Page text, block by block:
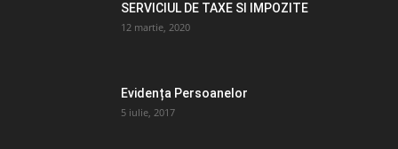
SERVICIUL DE TAXE SI IMPOZITE
12 martie, 2020
Evidența Persoanelor
5 iulie, 2017